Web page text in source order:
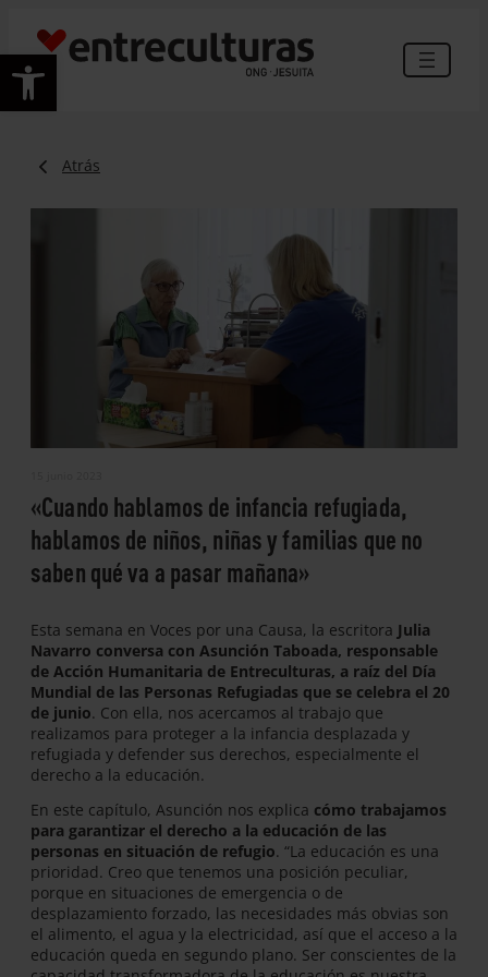
Abrir barra de herramientas
Atrás
«Cuando hablamos de infancia refugiada,
hablamos de niños, niñas y familias que no
saben qué va a pasar mañana»
Esta semana en Voces por una Causa, la escritora Julia
Navarro conversa con Asunción Taboada, responsable
de Acción Humanitaria de Entreculturas, a raíz del Día
Mundial de las Personas Refugiadas que se celebra el 20
de junio. Con ella, nos acercamos al trabajo que
realizamos para proteger a la infancia desplazada y
refugiada y defender sus derechos, especialmente el
derecho a la educación.
En este capítulo, Asunción nos explica cómo trabajamos
para garantizar el derecho a la educación de las
personas en situación de refugio. “La educación es una
prioridad. Creo que tenemos una posición peculiar,
porque en situaciones de emergencia o de
desplazamiento forzado, las necesidades más obvias son
el alimento, el agua y la electricidad, así que el acceso a la
educación queda en segundo plano. Ser conscientes de la